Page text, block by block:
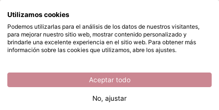
Saltar al contenido principal
Disponible desde stock Nellie's Choice • Multi Frame Dies Círculo 8uds
/ Troqueles de marco /
¿Qué estás buscando?
Utilizamos cookies
Podemos utilizarlas para el análisis de los datos de nuestros visitantes,
para mejorar nuestro sitio web, mostrar contenido personalizado y
brindarle una excelente experiencia en el sitio web. Para obtener más
información sobre las cookies que utilizamos, abre los ajustes.
Aceptar todo
No, ajustar